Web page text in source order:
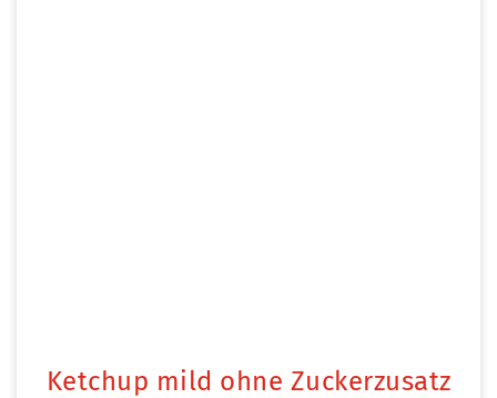
Ketchup mild ohne Zuckerzusatz